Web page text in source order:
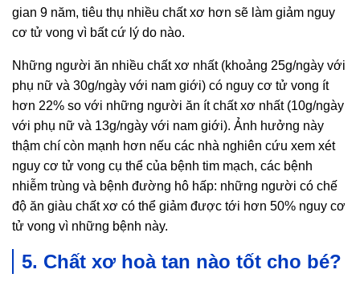
gian 9 năm, tiêu thụ nhiều chất xơ hơn sẽ làm giảm nguy
cơ tử vong vì bất cứ lý do nào.
Những người ăn nhiều chất xơ nhất (khoảng 25g/ngày với
phụ nữ và 30g/ngày với nam giới) có nguy cơ tử vong ít
hơn 22% so với những người ăn ít chất xơ nhất (10g/ngày
với phụ nữ và 13g/ngày với nam giới). Ảnh hưởng này
thậm chí còn mạnh hơn nếu các nhà nghiên cứu xem xét
nguy cơ tử vong cụ thể của bệnh tim mạch, các bệnh
nhiễm trùng và bệnh đường hô hấp: những người có chế
độ ăn giàu chất xơ có thể giảm được tới hơn 50% nguy cơ
tử vong vì những bệnh này.
5. Chất xơ hoà tan nào tốt cho bé?